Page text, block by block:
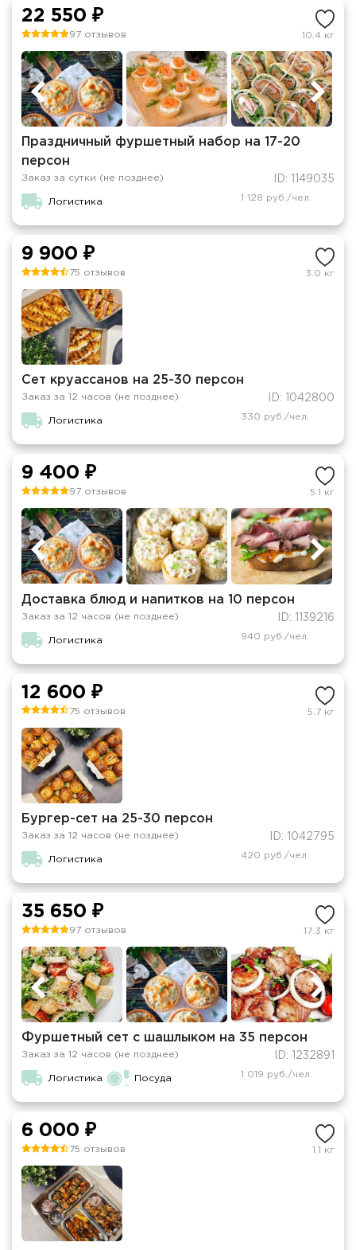
22 550 ₽
97 отзывов 10.4 кг
Праздничный фуршетный набор на 17-20
персон
Заказ за сутки (не позднее) ID: 1149035
Логистика 1 128 руб./чел.
9 900 ₽
75 отзывов 3.0 кг
Сет круассанов на 25-30 персон
Заказ за 12 часов (не позднее) ID: 1042800
Логистика 330 руб./чел.
9 400 ₽
97 отзывов 5.1 кг
Доставка блюд и напитков на 10 персон
Заказ за 12 часов (не позднее) ID: 1139216
Логистика 940 руб./чел.
12 600 ₽
75 отзывов 5.7 кг
Бургер-сет на 25-30 персон
Заказ за 12 часов (не позднее) ID: 1042795
Логистика 420 руб./чел.
35 650 ₽
97 отзывов 17.3 кг
Фуршетный сет с шашлыком на 35 персон
Заказ за 12 часов (не позднее) ID: 1232891
Логистика Посуда 1 019 руб./чел.
6 000 ₽
75 отзывов 1.1 кг